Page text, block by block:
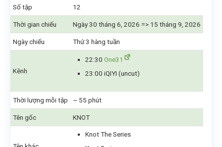
Số tập 12
Thời gian chiếu Ngày 30 tháng 6, 2026 => 15 tháng 9, 2026
Ngày chiếu Thứ 3 hàng tuần
Kênh
22:30 One31
23:00 iQIYI (uncut)
Thời lượng mỗi tập ~ 55 phút
Tên gốc KNOT
Knot The Series